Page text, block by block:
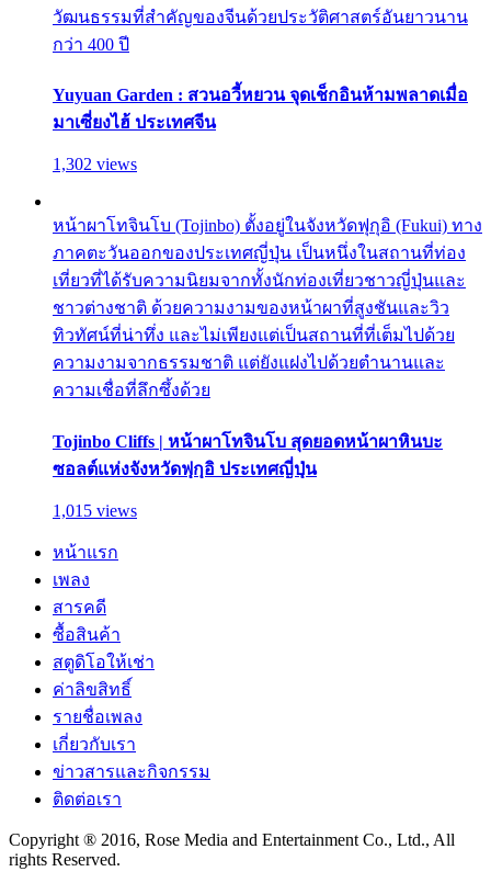
วัฒนธรรมที่สำคัญของจีนด้วยประวัติศาสตร์อันยาวนาน
กว่า 400 ปี
Yuyuan Garden : สวนอวี้หยวน จุดเช็กอินห้ามพลาดเมื่อ
มาเซี่ยงไฮ้ ประเทศจีน
1,302 views
หน้าผาโทจินโบ (Tojinbo) ตั้งอยู่ในจังหวัดฟุกุอิ (Fukui) ทาง
ภาคตะวันออกของประเทศญี่ปุ่น เป็นหนึ่งในสถานที่ท่อง
เที่ยวที่ได้รับความนิยมจากทั้งนักท่องเที่ยวชาวญี่ปุ่นและ
ชาวต่างชาติ ด้วยความงามของหน้าผาที่สูงชันและวิว
ทิวทัศน์ที่น่าทึ่ง และไม่เพียงแต่เป็นสถานที่ที่เต็มไปด้วย
ความงามจากธรรมชาติ แต่ยังแฝงไปด้วยตำนานและ
ความเชื่อที่ลึกซึ้งด้วย
Tojinbo Cliffs | หน้าผาโทจินโบ สุดยอดหน้าผาหินบะ
ซอลต์แห่งจังหวัดฟุกุอิ ประเทศญี่ปุ่น
1,015 views
หน้าแรก
เพลง
สารคดี
ซื้อสินค้า
สตูดิโอให้เช่า
ค่าลิขสิทธิ์
รายชื่อเพลง
เกี่ยวกับเรา
ข่าวสารและกิจกรรม
ติดต่อเรา
Copyright ® 2016, Rose Media and Entertainment Co., Ltd., All
rights Reserved.